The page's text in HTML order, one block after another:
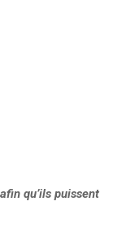
qu’ils puissent